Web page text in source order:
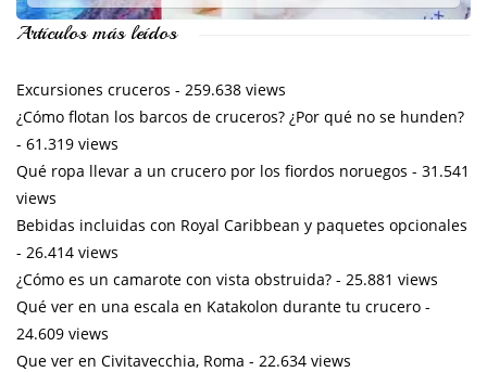
Artículos más leídos
Excursiones cruceros - 259.638 views
¿Cómo flotan los barcos de cruceros? ¿Por qué no se hunden?
- 61.319 views
Qué ropa llevar a un crucero por los fiordos noruegos - 31.541
views
Bebidas incluidas con Royal Caribbean y paquetes opcionales
- 26.414 views
¿Cómo es un camarote con vista obstruida? - 25.881 views
Qué ver en una escala en Katakolon durante tu crucero -
24.609 views
Que ver en Civitavecchia, Roma - 22.634 views